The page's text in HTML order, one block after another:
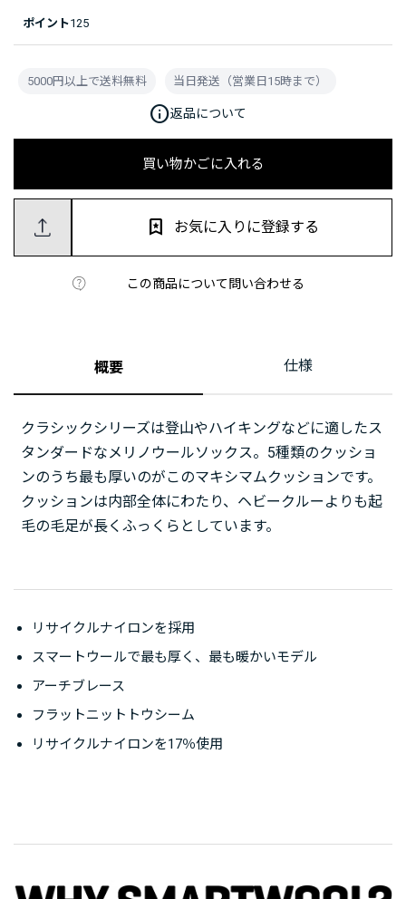
ポイント125
買い物かごに入れる
この商品について問い合わせる
お気に入りに登録する
5000円以上で送料無料 当日発送（営業日15時まで）
info返品について
概要 仕様
クラシックシリーズは登山やハイキングなどに適したス
タンダードなメリノウールソックス。5種類のクッショ
ンのうち最も厚いのがこのマキシマムクッションです。
クッションは内部全体にわたり、ヘビークルーよりも起
毛の毛足が長くふっくらとしています。
リサイクルナイロンを採用
スマートウールで最も厚く、最も暖かいモデル
アーチブレース
フラットニットトウシーム
リサイクルナイロンを17％使用